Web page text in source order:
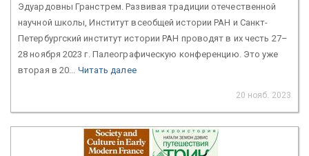
Эдуардовны Гранстрем. Развивая традиции отечественной
научной школы, Институт всеобщей истории РАН и Санкт-
Петербургский институт истории РАН проводят в их честь 27–
28 ноября 2023 г. Палеографическую конференцию. Это уже
вторая в 20... Читать далее
20 нояб. 2023